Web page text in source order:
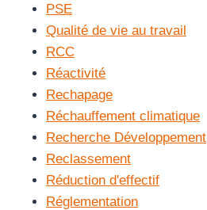
PSE
Qualité de vie au travail
RCC
Réactivité
Rechapage
Réchauffement climatique
Recherche Développement
Reclassement
Réduction d'effectif
Réglementation